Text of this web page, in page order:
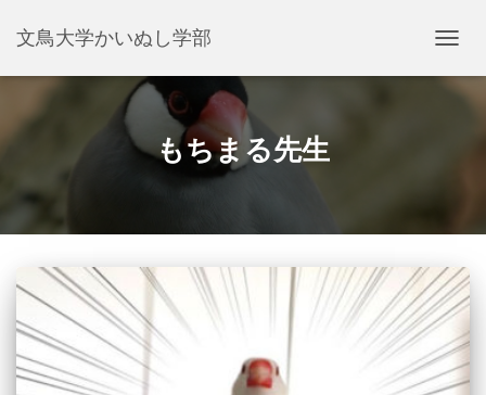
文鳥大学かいぬし学部
ビ
ゲ
え
もちまる先生